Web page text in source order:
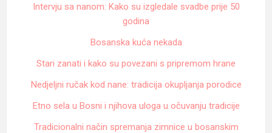
Intervju sa nanom: Kako su izgledale svadbe prije 50
godina
Bosanska kuća nekada
Stari zanati i kako su povezani s pripremom hrane
Nedjeljni ručak kod nane: tradicija okupljanja porodice
Etno sela u Bosni i njihova uloga u očuvanju tradicije
Tradicionalni način spremanja zimnice u bosanskim